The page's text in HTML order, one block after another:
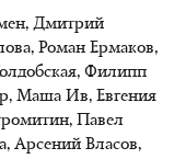
Дмитрий
Роман Ермаков,
Филипп
Маша Ив, Евгения
Павел
Арсений Власов,